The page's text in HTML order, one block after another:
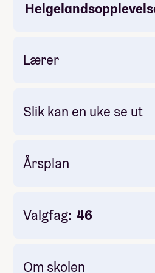
miljø hvor du får teste ut ting,
Lærer
Slik kan en uke se ut
Årsplan
Valgfag: 46
Om skolen